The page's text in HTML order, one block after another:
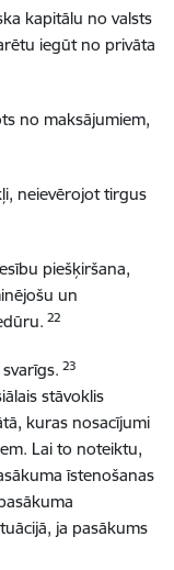
kapitālu no valsts
iegūt no privāta
no maksājumiem,
neievērojot tirgus
piešķiršana,
un
22
23
stāvoklis
kuras nosacījumi
Lai to noteiktu,
īstenošanas
ja pasākums